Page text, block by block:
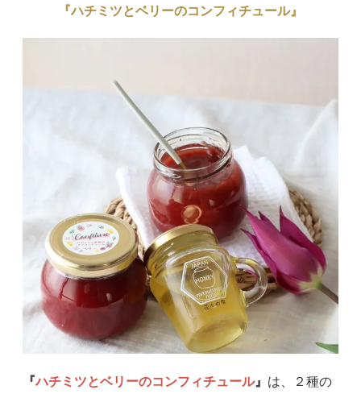
『ハチミツとベリーのコンフィチュール』
『ハチミツとベリーのコンフィチュール』 は、２種の